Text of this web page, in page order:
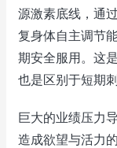
源激素底线，通
复身体自主调节
期安全服用。这
也是区别于短期
巨大的业绩压力
造成欲望与活力